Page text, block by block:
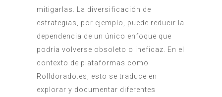
mitigarlas. La diversificación de
estrategias, por ejemplo, puede reducir la
dependencia de un único enfoque que
podría volverse obsoleto o ineficaz. En el
contexto de plataformas como
Rolldorado.es, esto se traduce en
explorar y documentar diferentes